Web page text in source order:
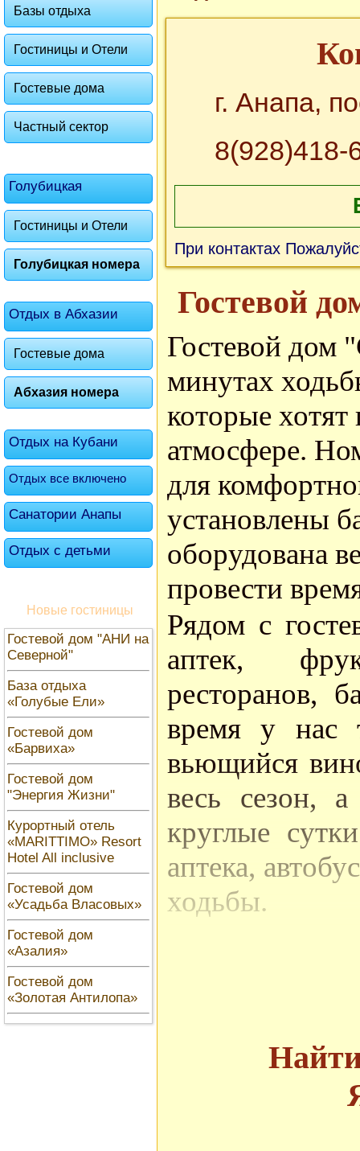
Базы отдыха
Гостиницы и Отели
Гостевые дома
Частный сектор
Голубицкая
Гостиницы и Отели
Голубицкая номера
Отдых в Абхазии
Гостевые дома
Абхазия номера
Отдых на Кубани
Отдых все включено
Санатории Анапы
Отдых с детьми
Новые гостиницы
Гостевой дом "АНИ на
Северной"
База отдыха
«Голубые Ели»
Гостевой дом
«Барвиха»
Гостевой дом
"Энергия Жизни"
Курортный отель
«MARITTIMO» Resort
Hotel All inclusive
Гостевой дом
«Усадьба Власовых»
Гостевой дом
«Азалия»
Гостевой дом
«Золотая Антилопа»
г. Анапа,
8(928)418-
При контактах
Гостевой
Гостевой дом
минутах
которые
атмосфере.
для
установлены
оборудована
провести
Рядом с
аптек,
ресторанов,
время у нас
вьющийся
весь сезон,
круглые
аптека,
ходьбы.
номера
на людей с